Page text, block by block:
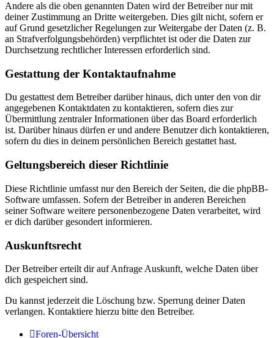
Andere als die oben genannten Daten wird der Betreiber nur mit
deiner Zustimmung an Dritte weitergeben. Dies gilt nicht, sofern er
auf Grund gesetzlicher Regelungen zur Weitergabe der Daten (z. B.
an Strafverfolgungsbehörden) verpflichtet ist oder die Daten zur
Durchsetzung rechtlicher Interessen erforderlich sind.
Gestattung der Kontaktaufnahme
Du gestattest dem Betreiber darüber hinaus, dich unter den von dir
angegebenen Kontaktdaten zu kontaktieren, sofern dies zur
Übermittlung zentraler Informationen über das Board erforderlich
ist. Darüber hinaus dürfen er und andere Benutzer dich kontaktieren,
sofern du dies in deinem persönlichen Bereich gestattet hast.
Geltungsbereich dieser Richtlinie
Diese Richtlinie umfasst nur den Bereich der Seiten, die die phpBB-
Software umfassen. Sofern der Betreiber in anderen Bereichen
seiner Software weitere personenbezogene Daten verarbeitet, wird
er dich darüber gesondert informieren.
Auskunftsrecht
Der Betreiber erteilt dir auf Anfrage Auskunft, welche Daten über
dich gespeichert sind.
Du kannst jederzeit die Löschung bzw. Sperrung deiner Daten
verlangen. Kontaktiere hierzu bitte den Betreiber.
Foren-Übersicht